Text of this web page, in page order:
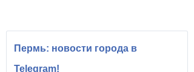
Пермь: новости города в
Telegram!